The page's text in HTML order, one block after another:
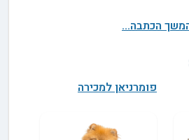
הכתבה...
פומרניאן למכירה